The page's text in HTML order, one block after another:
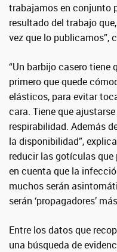
trabajamos en conjunto
resultado del trabajo
vez que lo publicamos”,
“Un barbijo casero tiene
primero que quede
elásticos, para evitar
cara. Tiene que
respirabilidad. Además
la disponibilidad”,
reducir las gotículas que
en cuenta que la
muchos serán
serán ‘propagadores’
Entre los datos que
una búsqueda de